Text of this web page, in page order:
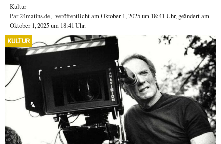
Kultur
Par24matins.de, veröffentlicht amOktober 1, 2025um 18:41 Uhr, geändert am
Oktober 1, 2025 um 18:41 Uhr.
KULTUR